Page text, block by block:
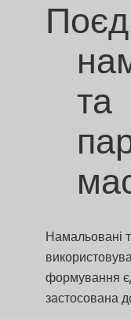
та
Намальовані
формування
застосована